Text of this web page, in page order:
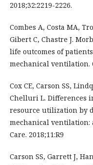
2018;32:2219-2226.
Combes A, Costa MA,
Gibert C, Chastre J.
life outcomes of
mechanical ventilation.
Cox CE, Carson SS,
Chelluri L. Differences
resource utilization by
mechanical ventilation:
Care. 2018;11:R9
Carson SS, Garrett J,